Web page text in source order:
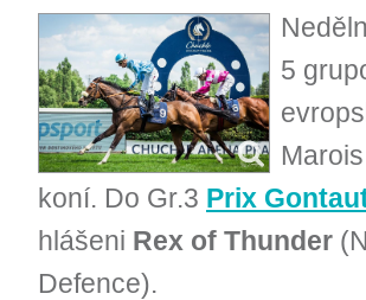
5
koní. Do Gr.3 Prix
hlášeni Rex of Thunder
Defence).